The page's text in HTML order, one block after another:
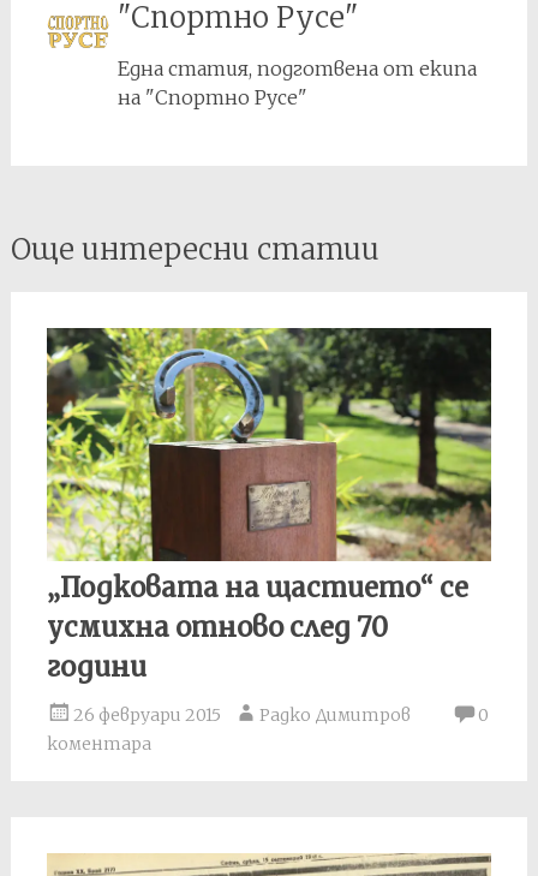
"Спортно Русе"
Една статия, подготвена от екипа
на "Спортно Русе"
Post
navigation
Още интересни статии
„Подковата на щастието“ се
усмихна отново след 70
години
26 февруари 2015 Радко Димитров
0
коментара